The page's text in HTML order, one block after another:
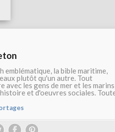
emblématique, la bible maritime,
plutôt qu'un autre. Tout
avec les gens de mer et les marins
et d'oeuvres sociales.